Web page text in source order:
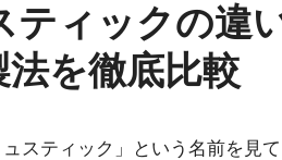
ティックの違
を徹底比較
スティック」という名前を見